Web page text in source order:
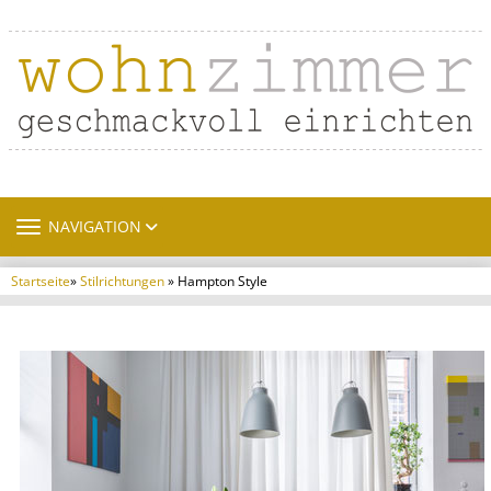
TOGGLE NAVIGATION
NAVIGATION
Startseite»Stilrichtungen» Hampton Style